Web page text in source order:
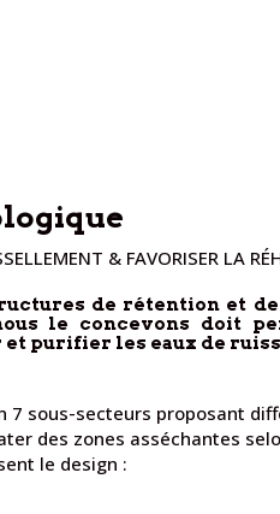
& FAVORISER LA
de rétention et de
le concevons doit
purifier les eaux de
7 sous-secteurs proposant
des zones asséchantes
le design :